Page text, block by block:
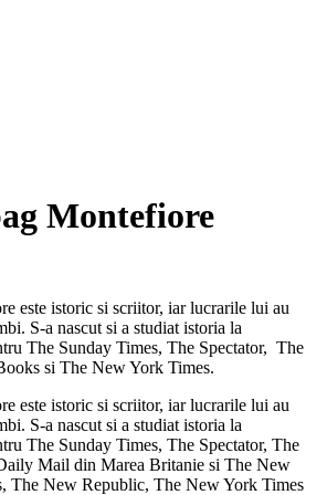
Montefiore
este istoric si scriitor, iar lucrarile lui au
S-a nascut si a studiat istoria la
The Sunday Times, The Spectator, The
si The New York Times.
este istoric si scriitor, iar lucrarile lui au
S-a nascut si a studiat istoria la
The Sunday Times, The Spectator, The
Mail din Marea Britanie si The New
The New Republic, The New York Times